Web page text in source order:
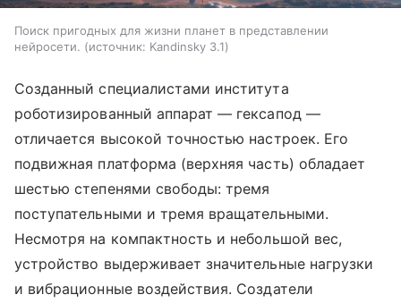
Поиск пригодных для жизни планет в представлении
нейросети.
источник: Kandinsky 3.1
Созданный специалистами института
роботизированный аппарат — гексапод —
отличается высокой точностью настроек. Его
подвижная платформа (верхняя часть) обладает
шестью степенями свободы: тремя
поступательными и тремя вращательными.
Несмотря на компактность и небольшой вес,
устройство выдерживает значительные нагрузки
и вибрационные воздействия. Создатели